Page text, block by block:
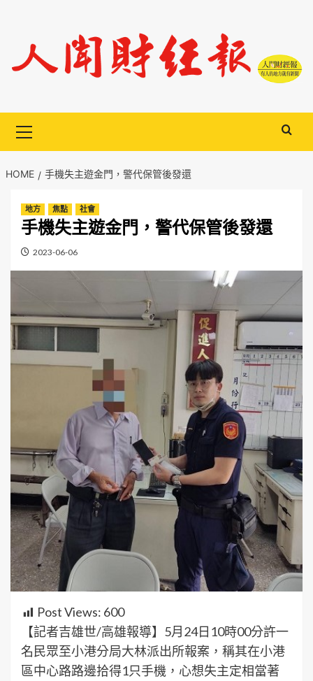
content
Menu
HOME 手機失主遊金門，警代保管後發還
地方 焦點 社會
手機失主遊金門，警代保管後發還
2023-06-06
Post Views: 600
【記者吉雄世/高雄報導】5月24日10時00分許一
名民眾至小港分局大林派出所報案，稱其在小港
區中心路路邊拾得1只手機，心想失主定相當著